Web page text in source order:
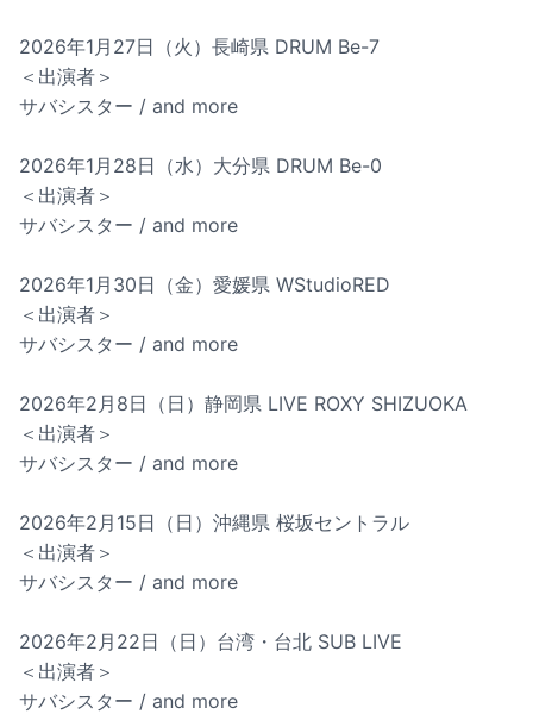
2026年1月27日（火）長崎県 DRUM Be-7
＜出演者＞
サバシスター / and more
2026年1月28日（水）大分県 DRUM Be-0
＜出演者＞
サバシスター / and more
2026年1月30日（金）愛媛県 WStudioRED
＜出演者＞
サバシスター / and more
2026年2月8日（日）静岡県 LIVE ROXY SHIZUOKA
＜出演者＞
サバシスター / and more
2026年2月15日（日）沖縄県 桜坂セントラル
＜出演者＞
サバシスター / and more
2026年2月22日（日）台湾・台北 SUB LIVE
＜出演者＞
サバシスター / and more